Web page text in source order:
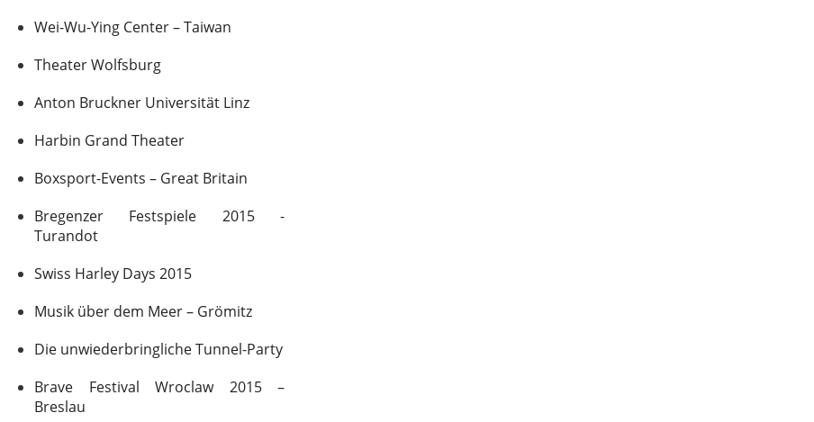
Wei-Wu-Ying Center – Taiwan
Theater Wolfsburg
Anton Bruckner Universität Linz
Harbin Grand Theater
Boxsport-Events – Great Britain
Bregenzer Festspiele 2015 -
Turandot
Swiss Harley Days 2015
Musik über dem Meer – Grömitz
Die unwiederbringliche Tunnel-Party
Brave Festival Wroclaw 2015 –
Breslau